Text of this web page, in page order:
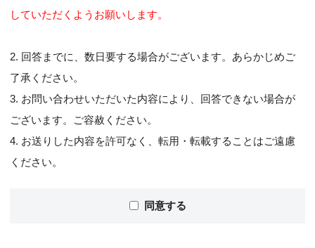
していただくようお願いします。
2. 回答までに、数日要する場合がございます。あらかじめご
了承ください。
3. お問い合わせいただいた内容により、回答できない場合が
ございます。ご容赦ください。
4. お送りした内容を許可なく、転用・転載することはご遠慮
ください。
同意する